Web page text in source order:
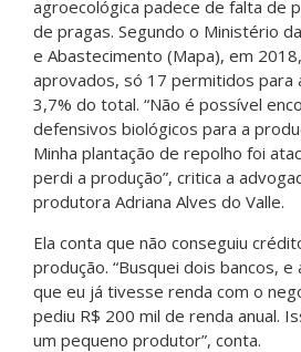
agroecológica padece de falta de
de pragas. Segundo o Ministério
e Abastecimento (Mapa), em
aprovados, só 17 permitidos para
3,7% do total. “Não é possível
defensivos biológicos para a
Minha plantação de repolho foi
perdi a produção”, critica a
produtora Adriana Alves do Valle.
Ela conta que não conseguiu
produção. “Busquei dois bancos,
que eu já tivesse renda com o
pediu R$ 200 mil de renda anual.
um pequeno produtor”, conta.